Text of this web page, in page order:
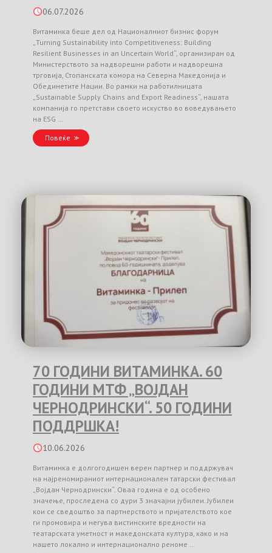
06.07.2026
Витаминка беше дел од Националниот бизнис форум
„Turning Sustainability into Competitiveness: Building
Resilient Businesses in an Uncertain World“, организиран од
Министерството за надворешни работи и надворешна
трговија, Стопанската комора на Северна Македонија и
Обединетите Нации. Во рамки на работилницата
„Sustainable Supply Chains and Export Readiness“, нашата
компанија го претстави своето искуство во воведувањето
на ESG …
Повеќе
70 ГОДИНИ ВИТАМИНКА. 60
ГОДИНИ МТФ „ВОЈДАН
ЧЕРНОДРИНСКИ“. 50 ГОДИНИ
ПОДДРШКА!
10.06.2026
Витаминка е долгогодишен верен партнер и поддржувач
на најреномираниот интернационален татарски фестивал
„Војдан Чернодрински“. Оваа година е од особено
значење, проследена со дури 3 значајни јубилеи. Јубилеи
кои се сведоштво за партнерството и пријателството кое
ги промовира и негува вистинските вредности на
театарската уметност и македонската култура, како и на
нашето локално и интернационално реноме …